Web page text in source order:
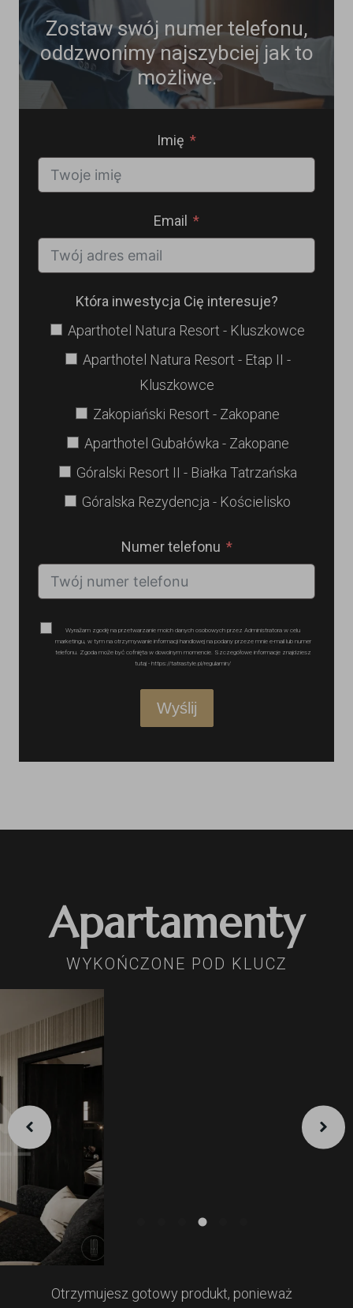
Zostaw swój numer telefonu,
oddzwonimy najszybciej jak to
możliwe.
Imię
Email
Która inwestycja Cię interesuje?
Aparthotel Natura Resort - Kluszkowce
Aparthotel Natura Resort - Etap II -
Kluszkowce
Zakopiański Resort - Zakopane
Aparthotel Gubałówka - Zakopane
Góralski Resort II - Białka Tatrzańska
Góralska Rezydencja - Kościelisko
Numer telefonu
Wyrażam zgodę na przetwarzanie moich danych osobowych przez Administratora w celu
marketingu, w tym na otrzymywanie informacji handlowej na podany przeze mnie e-mail lub numer
telefonu. Zgoda może być cofnięta w dowolnym momencie. Szczegółowe informacje znajdziesz
tutaj - https://tatrastyle.pl/regulamin/
Wyślij
Apartamenty
WYKOŃCZONE POD KLUCZ
Otrzymujesz gotowy produkt, ponieważ